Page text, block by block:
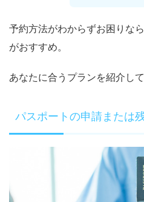
予約方法がわからずお困りな
がおすすめ。
あなたに合うプランを紹介して
パスポートの申請または